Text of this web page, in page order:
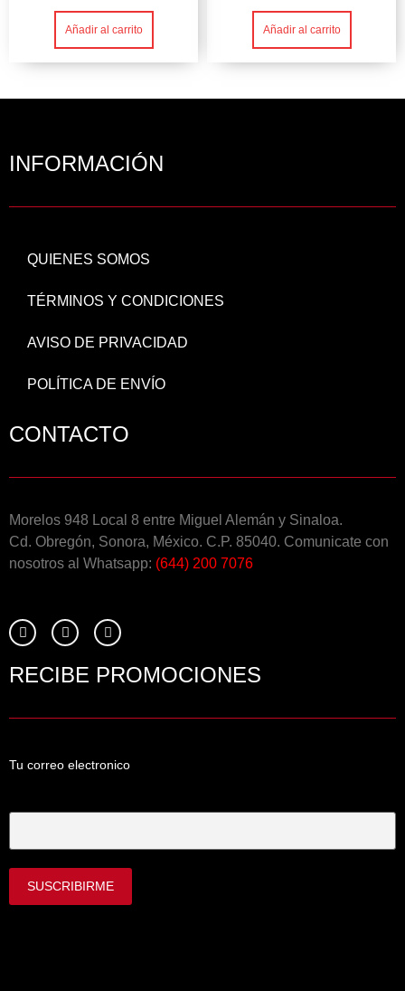
Añadir al carrito Añadir al carrito
INFORMACIÓN
QUIENES SOMOS
TÉRMINOS Y CONDICIONES
AVISO DE PRIVACIDAD
POLÍTICA DE ENVÍO
CONTACTO
Morelos 948 Local 8 entre Miguel Alemán y Sinaloa.
Cd. Obregón, Sonora, México. C.P. 85040. Comunicate con
nosotros al Whatsapp: (644) 200 7076
RECIBE PROMOCIONES
Tu correo electronico